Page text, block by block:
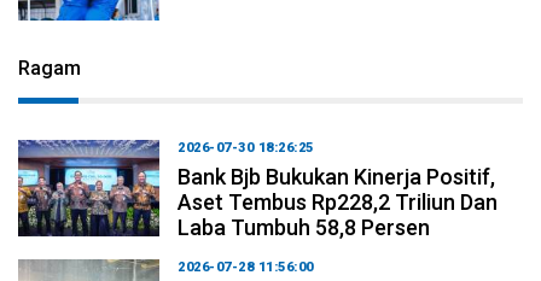
Ragam
2026-07-30 18:26:25
Bank Bjb Bukukan Kinerja Positif,
Aset Tembus Rp228,2 Triliun Dan
Laba Tumbuh 58,8 Persen
2026-07-28 11:56:00